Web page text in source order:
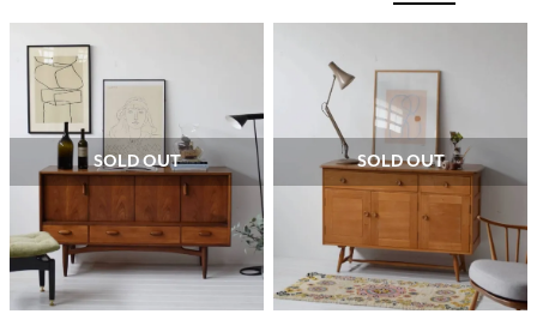
SOLD OUT SOLD OUT